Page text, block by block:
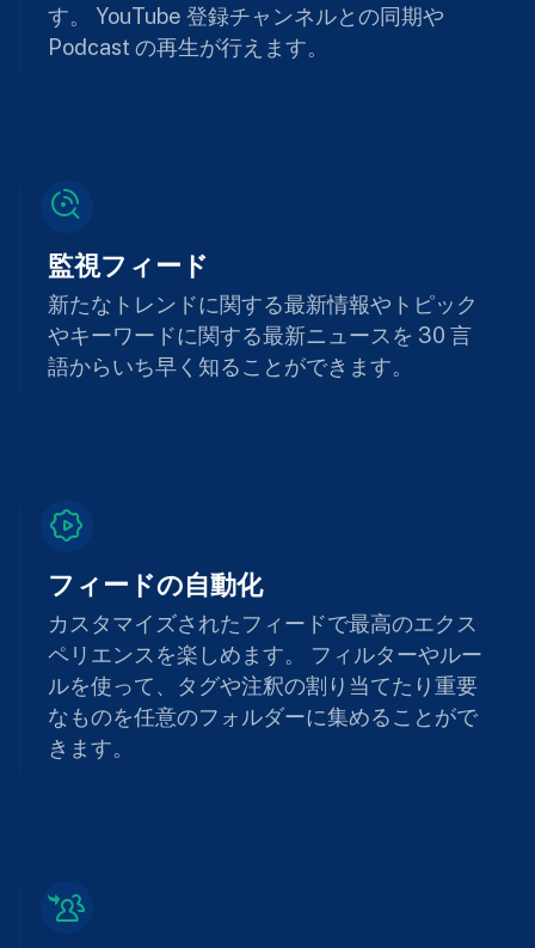
す。 YouTube 登録チャンネルとの同期や
Podcast の再生が行えます。
監視フィード
新たなトレンドに関する最新情報やトピック
やキーワードに関する最新ニュースを 30 言
語からいち早く知ることができます。
フィードの自動化
カスタマイズされたフィードで最高のエクス
ペリエンスを楽しめます。 フィルターやルー
ルを使って、タグや注釈の割り当てたり重要
なものを任意のフォルダーに集めることがで
きます。